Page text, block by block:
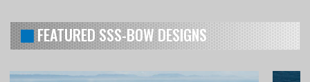
FEATURED SSS-BOW DESIGNS